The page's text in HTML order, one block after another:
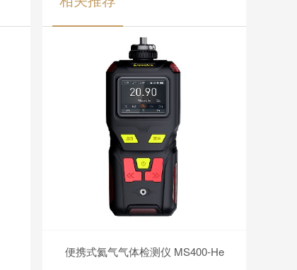
便携式氦气气体检测仪 MS400-He